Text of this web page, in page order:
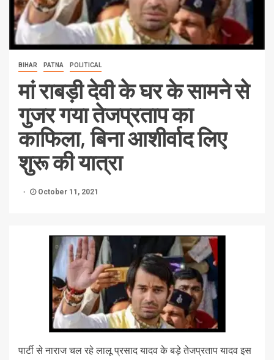
BIHAR PATNA POLITICAL
मां राबड़ी देवी के घर के सामने से
गुजर गया तेजप्रताप का
काफिला, बिना आशीर्वाद लिए
शुरू की यात्रा
October 11, 2021
पार्टी से नाराज चल रहे लालू प्रसाद यादव के बड़े तेजप्रताप यादव इस